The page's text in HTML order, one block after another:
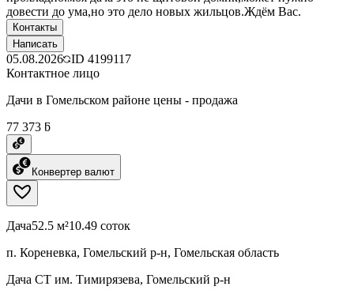
довести до ума,но это дело новых жильцов.Ждём Вас.
Контакты
Написать
05.08.2026 ID 4199117
Контактное лицо
Дачи в Гомельском районе цены - продажа
77 373 ƃ
Конвертер валют
Дача52.5 м²10.49 соток
п. Кореневка, Гомельский р-н, Гомельская область
Дача СТ им. Тимирязева, Гомельский р-н